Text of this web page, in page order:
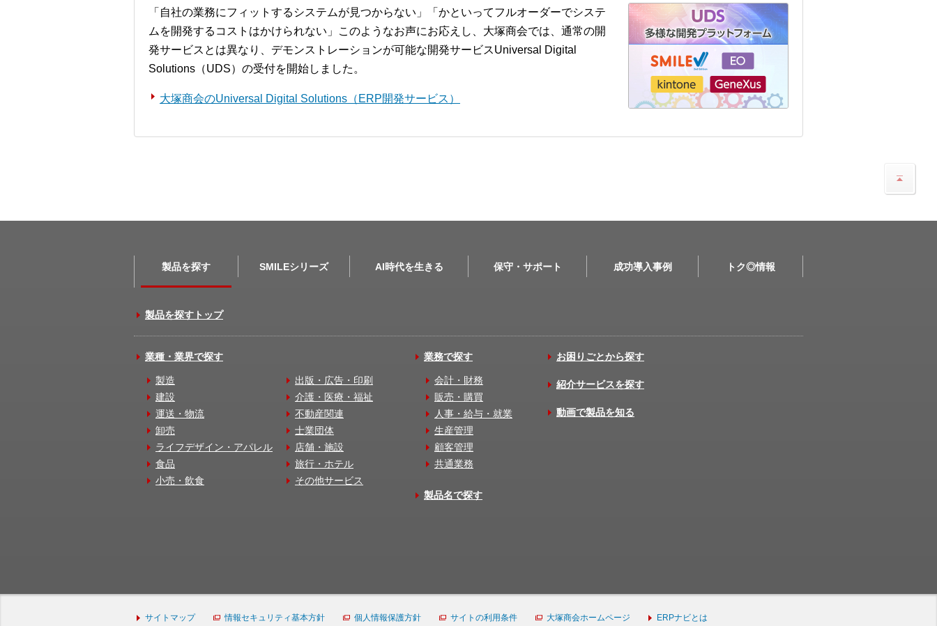
「自社の業務にフィットするシステムが見つからない」「かといってフルオーダーでシステ
ムを開発するコストはかけられない」このようなお声にお応えし、大塚商会では、通常の開
発サービスとは異なり、デモンストレーションが可能な開発サービスUniversal Digital
Solutions（UDS）の受付を開始しました。
大塚商会のUniversal Digital Solutions（ERP開発サービス）
製品を探す SMILEシリーズ AI時代を生きる 保守・サポート 成功導入事例 トク◎情報
製品を探すトップ
業種・業界で探す
製造
建設
運送・物流
卸売
ライフデザイン・アパレル
食品
小売・飲食
出版・広告・印刷
介護・医療・福祉
不動産関連
士業団体
店舗・施設
旅行・ホテル
その他サービス
業務で探す
会計・財務
販売・購買
人事・給与・就業
生産管理
顧客管理
共通業務
製品名で探す
お困りごとから探す
紹介サービスを探す
動画で製品を知る
サイトマップ 情報セキュリティ基本方針 個人情報保護方針 サイトの利用条件 大塚商会ホームページ ERPナビとは